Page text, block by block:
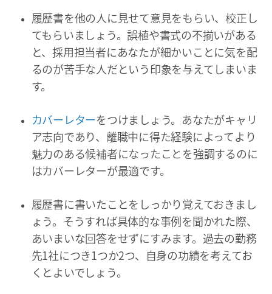
履歴書を他の人に見せて意見をもらい、校正し
てもらいましょう。誤植や書式の不揃いがある
と、採用担当者にあなたが細かいことに気を配
るのが苦手な人だという印象を与えてしまいま
す。
カバーレターをつけましょう。あなたがキャリ
ア志向であり、離職中に得た経験によってより
魅力のある候補者になったことを強調するのに
はカバーレターが最適です。
履歴書に書いたことをしっかり覚えておきまし
ょう。そうすれば具体的な事例を聞かれた際、
あいまいな回答をせずにすみます。過去の勤務
先1社につき1つか2つ、自身の功績を考えてお
くとよいでしょう。